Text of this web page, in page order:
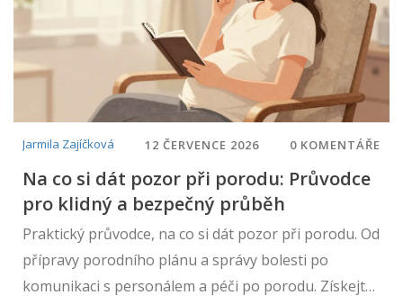
Jarmila Zajíčková 12 ČERVENCE 2026 0 KOMENTÁŘE
Na co si dát pozor při porodu: Průvodce
pro klidný a bezpečný průběh
Praktický průvodce, na co si dát pozor při porodu. Od
přípravy porodního plánu a správy bolesti po
komunikaci s personálem a péči po porodu. Získejte